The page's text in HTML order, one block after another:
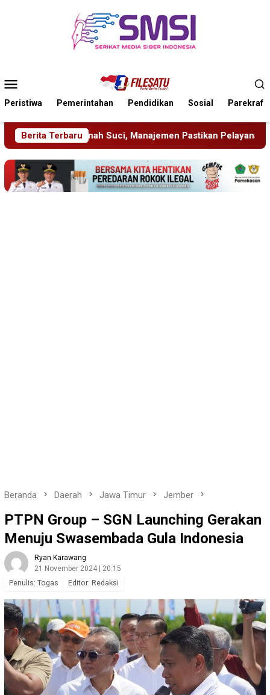
Mobile
Peristiwa Pemerintahan Pendidikan Sosial Parekraf
Berita Terbaru
Pastikan Pelayanan Berita Tetap Maksimal
Beranda Daerah Jawa Timur Jember
PTPN Group – SGN Launching Gerakan
Menuju Swasembada Gula Indonesia
Ryan Karawang
21 November 2024 | 20:15
Penulis: Togas Editor: Redaksi